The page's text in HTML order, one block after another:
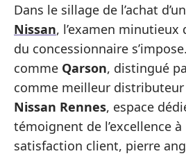
Dans le sillage de l’achat
Nissan, l’examen
du concessionnaire
comme Qarson, distingué
comme meilleur
Nissan Rennes, espace
témoignent de l’excellence à
satisfaction client, pierre